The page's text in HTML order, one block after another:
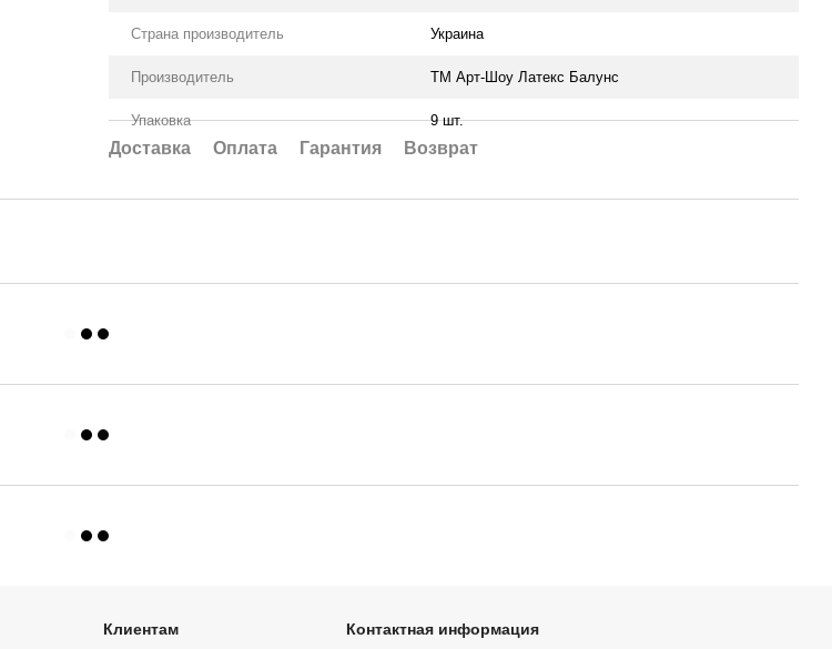
Страна производитель Украина
Производитель ТМ Арт-Шоу Латекс Балунс
Упаковка 9 шт.
Доставка Оплата Гарантия Возврат
Клиентам Контактная информация